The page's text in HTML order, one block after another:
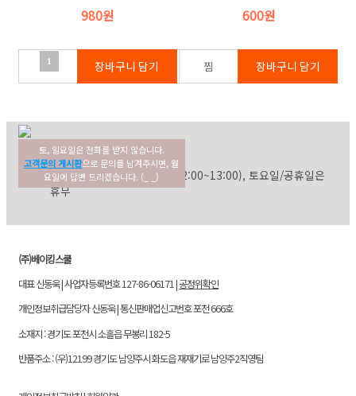
980원
600원
1
토, 일요일은 전화를 받지 않습니다.
고객문의 게시판으로 문의를 남겨주시면, 월
요일에 답변 드리겠습니다. (_ _)
고객센터 02-354-3022
평일: 09:30~17:30 (점심: 12:00~13:00), 토요일/공휴일은
휴무
(주)베이킹스쿨
대표 신동욱 | 사업자등록번호 127-86-06171 |공정위확인
개인정보취급담당자 신동욱 | 통신판매업신고번호 포천 666호
소재지 : 경기도 포천시 소흘읍 무봉리 182-5
반품주소 : (우)12199 경기도 남양주시 화도읍 재재기로 남양주2직영팀